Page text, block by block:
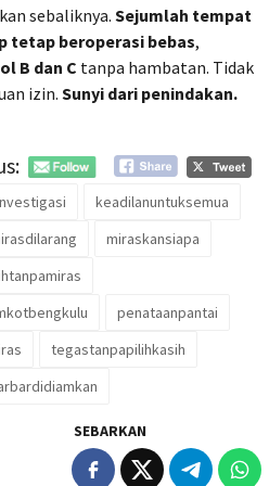
sebaliknya. Sejumlah tempat
tetap beroperasi bebas,
B dan C tanpa hambatan. Tidak
izin. Sunyi dari penindakan.
keadilanuntuksemua
miraskansiapa
penataanpantai
tegastanpapilihkasih
SEBARKAN